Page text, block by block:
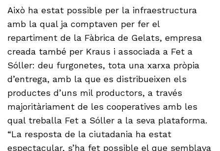
Això ha estat possible per la infraestructura
amb la qual ja comptaven per fer el
repartiment de la Fàbrica de Gelats, empresa
creada també per Kraus i associada a Fet a
Sóller: deu furgonetes, tota una xarxa pròpia
d’entrega, amb la que es distribueixen els
productes d’uns mil productors, a través
majoritàriament de les cooperatives amb les
qual treballa Fet a Sóller a la seva plataforma.
“La resposta de la ciutadania ha estat
espectacular, s’ha fet possible el que semblava